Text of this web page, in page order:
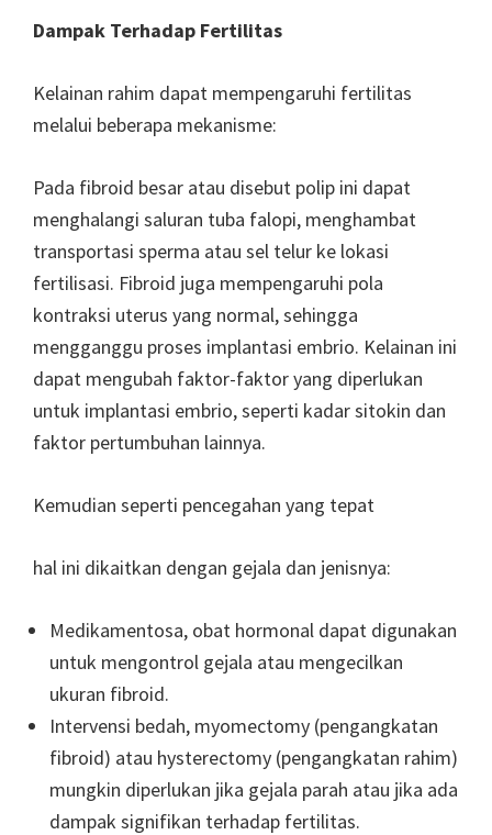
Dampak Terhadap Fertilitas
Kelainan rahim dapat mempengaruhi fertilitas
melalui beberapa mekanisme:
Pada fibroid besar atau disebut polip ini dapat
menghalangi saluran tuba falopi, menghambat
transportasi sperma atau sel telur ke lokasi
fertilisasi. Fibroid juga mempengaruhi pola
kontraksi uterus yang normal, sehingga
mengganggu proses implantasi embrio. Kelainan ini
dapat mengubah faktor-faktor yang diperlukan
untuk implantasi embrio, seperti kadar sitokin dan
faktor pertumbuhan lainnya.
Kemudian seperti pencegahan yang tepat
hal ini dikaitkan dengan gejala dan jenisnya:
Medikamentosa, obat hormonal dapat digunakan
untuk mengontrol gejala atau mengecilkan
ukuran fibroid.
Intervensi bedah, myomectomy (pengangkatan
fibroid) atau hysterectomy (pengangkatan rahim)
mungkin diperlukan jika gejala parah atau jika ada
dampak signifikan terhadap fertilitas.